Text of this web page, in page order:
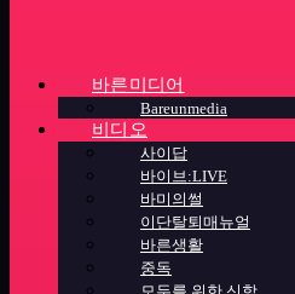
바른미디어
Bareunmedia
비디오
사이답
바이브:LIVE
바미의썰
이단탈퇴매뉴얼
바른생활
중독